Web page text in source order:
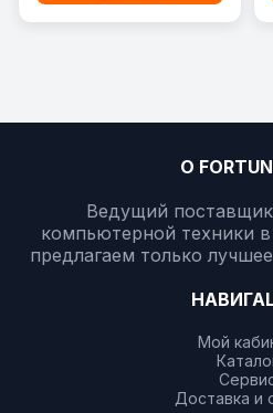
О
Ведущий
компьютерной техники
предлагаем только
Мой
Доставка и